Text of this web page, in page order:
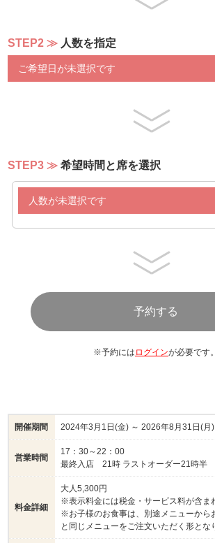
STEP2 人数を指定
ご希望日が未選択です
STEP3 希望時間と席を選択
人数が未選択です
※予約には ログインが必要です。
開催期間 2024年3月1日(金) ～ 2026年8月31日(月)
営業時間
17：30～22：00
最終入店 21時 ラストオーダー21時半
料金詳細
大人5,300円
※表示料金には税金・サービス料が含ま
※お子様のお食事は、別途メニューから
と同じメニューをご注文いただく形とな